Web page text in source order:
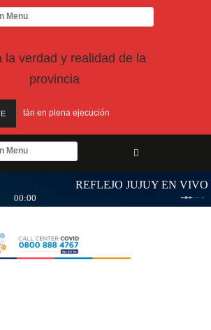
en plena ejecución